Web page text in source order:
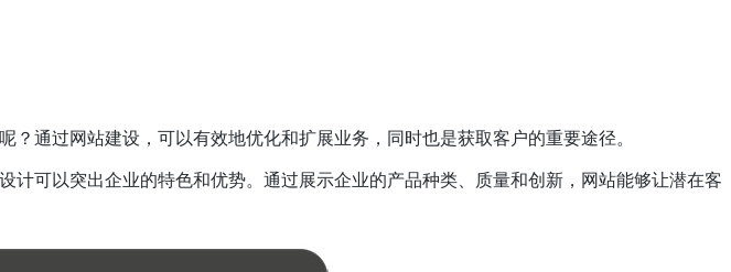
通过网站建设，可以有效地优化和扩展业务，同时也是获取客户的重要途径。
可以突出企业的特色和优势。通过展示企业的产品种类、质量和创新，网站能够让潜在客